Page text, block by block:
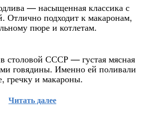
— насыщенная классика с
Отлично подходит к макаронам,
пюре и котлетам.
столовой СССР — густая мясная
говядины. Именно ей поливали
гречку и макароны.
Читать далее